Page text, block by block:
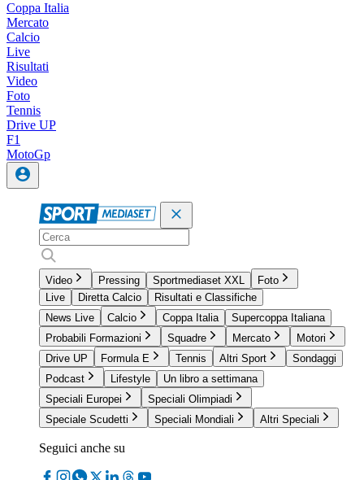
Coppa Italia
Mercato
Calcio
Live
Risultati
Video
Foto
Tennis
Drive UP
F1
MotoGp
Video Pressing Sportmediaset XXL
Foto
Live
Diretta Calcio
Risultati e Classifiche
News Live
Calcio Coppa Italia
Supercoppa Italiana
Probabili Formazioni
Squadre Mercato
Motori
Drive UP
Formula E Tennis Altri Sport
Sondaggi
Podcast
Lifestyle
Un libro a settimana
Speciali Europei
Speciali Olimpiadi
Speciale Scudetti
Speciali Mondiali Altri Speciali
Seguici anche su